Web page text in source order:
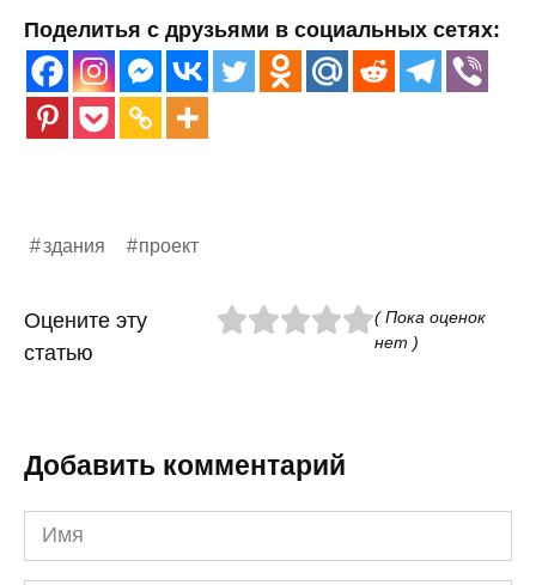
Поделитья с друзьями в социальных сетях:
здания проект
Оцените эту
статью
( Пока оценок
нет )
Добавить комментарий
Имя
*